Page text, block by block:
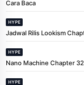
Cara Baca
HYPE
Jadwal Rilis Lookism
HYPE
Nano Machine Chapter
HYPE